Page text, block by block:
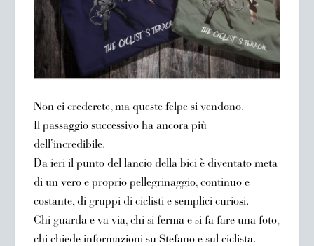
Non ci crederete, ma queste felpe si vendono.
Il passaggio successivo ha ancora più
dell’incredibile.
Da ieri il punto del lancio della bici è diventato meta
di un vero e proprio pellegrinaggio, continuo e
costante, di gruppi di ciclisti e semplici curiosi.
Chi guarda e va via, chi si ferma e si fa fare una foto,
chi chiede informazioni su Stefano e sul ciclista.